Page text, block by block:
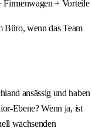
Firmenwagen + Vorteile
Büro, wenn das Team
ansässig und haben
Ebene? Wenn ja, ist
wachsenden